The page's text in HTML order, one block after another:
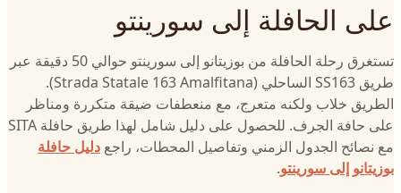
على الحافلة إلى سورينتو
تستغرق رحلة الحافلة من بوزيتانو إلى سورينتو حوالي 50 دقيقة عبر
طريق SS163 الساحلي (Strada Statale 163 Amalfitana).
الطريق خلاب ولكنه متعرج، مع منعطفات ضيقة متكررة ومناظر
على حافة الجرف. للحصول على دليل شامل لهذا طريق حافلة SITA
مع نصائح الجدول الزمني وتفاصيل المحطات، راجع دليل حافلة
بوزيتانو إلى سورينتو.